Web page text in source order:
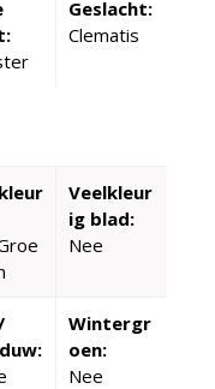
Geslacht:
Clematis
Veelkleur
ig blad:
Nee
Wintergr
oen:
Nee